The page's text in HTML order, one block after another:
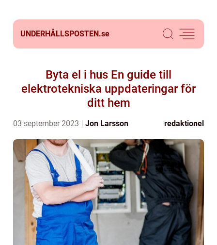
UNDERHÅLLSPOSTEN.se
Byta el i hus En guide till
elektrotekniska uppdateringar för
ditt hem
03 september 2023 Jon Larsson redaktionel